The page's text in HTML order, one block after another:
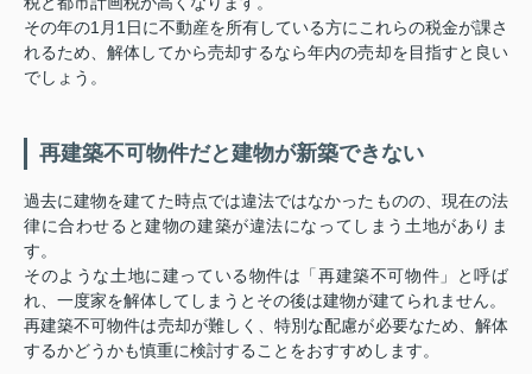
その年の1月1日に不動産を所有している方にこれらの税金が課さ
れるため、解体してから売却するなら年内の売却を目指すと良い
でしょう。
再建築不可物件だと建物が新築できない
過去に建物を建てた時点では違法ではなかったものの、現在の法
律に合わせると建物の建築が違法になってしまう土地がありま
す。
そのような土地に建っている物件は「再建築不可物件」と呼ば
れ、一度家を解体してしまうとその後は建物が建てられません。
再建築不可物件は売却が難しく、特別な配慮が必要なため、解体
するかどうかも慎重に検討することをおすすめします。